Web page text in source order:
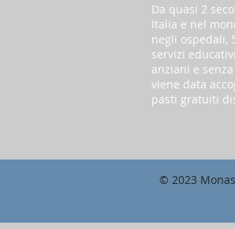
Da quasi 2
Italia e nel
negli ospedali,
servizi
anziani e
viene data
pasti gratuiti
© 2023